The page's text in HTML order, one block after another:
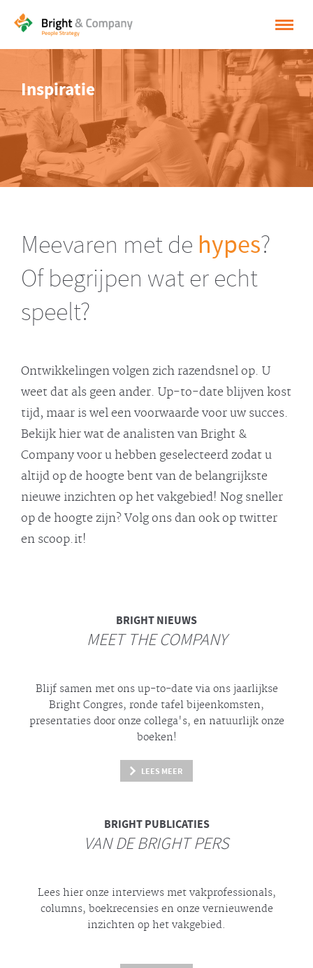
OPLOSSINGEN
CASES
INSPIRATIE
OVER BRIGHT & COMPANY
NEDERLANDS
ENGLISH
Inspiratie
Meevaren met de hypes?
Of begrijpen wat er echt
speelt?
Ontwikkelingen volgen zich razendsnel op. U
weet dat als geen ander. Up-to-date blijven kost
tijd, maar is wel een voorwaarde voor uw succes.
Bekijk hier wat de analisten van Bright &
Company voor u hebben geselecteerd zodat u
altijd op de hoogte bent van de belangrijkste
nieuwe inzichten op het vakgebied! Nog sneller
op de hoogte zijn? Volg ons dan ook op twitter
en scoop.it!
BRIGHTNIEUWS
MEET THE COMPANY
Blijf samen met ons up-to-date via ons jaarlijkse
Bright Congres, ronde tafel bijeenkomsten,
presentaties door onze collega's, en natuurlijk onze
boeken!
LEES MEER
BRIGHTPUBLICATIES
VAN DE BRIGHT PERS
Lees hier onze interviews met vakprofessionals,
columns, boekrecensies en onze vernieuwende
inzichten op het vakgebied.